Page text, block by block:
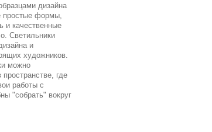
дизайна
простые формы,
и качественные
Светильники
и
художников.
можно
где
работы с
"собрать" вокруг